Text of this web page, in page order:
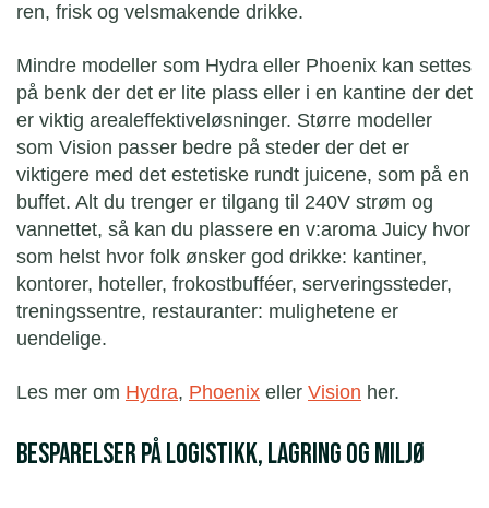
ren, frisk og velsmakende drikke.
Mindre modeller som Hydra eller Phoenix kan settes
på benk der det er lite plass eller i en kantine der det
er viktig arealeffektiveløsninger. Større modeller
som Vision passer bedre på steder der det er
viktigere med det estetiske rundt juicene, som på en
buffet. Alt du trenger er tilgang til 240V strøm og
vannettet, så kan du plassere en v:aroma Juicy hvor
som helst hvor folk ønsker god drikke: kantiner,
kontorer, hoteller, frokostbufféer, serveringssteder,
treningssentre, restauranter: mulighetene er
uendelige.
Les mer om Hydra, Phoenix eller Vision her.
Besparelser på logistikk, lagring og miljø